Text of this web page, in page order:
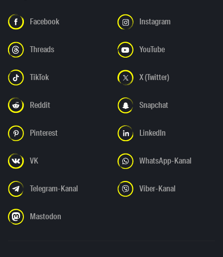
Facebook Instagram
Threads YouTube
TikTok X (Twitter)
Reddit Snapchat
Pinterest LinkedIn
VK WhatsApp-Kanal
Telegram-Kanal Viber-Kanal
Mastodon